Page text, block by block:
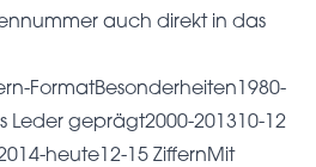
auch direkt in das
FormatBesonderheiten1980-
Leder geprägt2000-201310-12
heute12-15 ZiffernMit